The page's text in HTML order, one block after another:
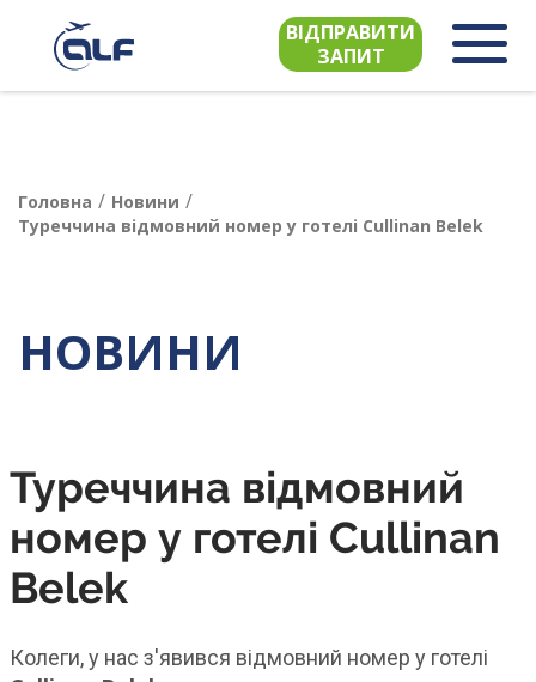
ВІДПРАВИТИ
ЗАПИТ
Головна / Новини /
Туреччина відмовний номер у готелі Cullinan Belek
НОВИНИ
Туреччина відмовний
номер у готелі Cullinan
Belek
Колеги, у нас з'явився відмовний номер у готелі